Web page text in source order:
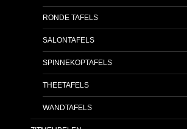
RONDE TAFELS
SALONTAFELS
SPINNEKOPTAFELS
THEETAFELS
WANDTAFELS